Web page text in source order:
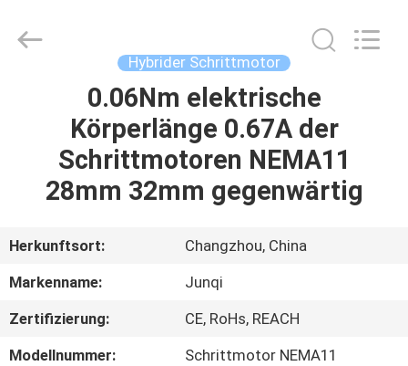
HAUSE
PRODUKTE
ÜBER
UNS
WERKSBESICHTIGUNG
Trade
Co.,Ltd.
Hybrider Schrittmotor
0.06Nm elektrische
Körperlänge 0.67A der
Schrittmotoren NEMA11
28mm 32mm gegenwärtig
Herkunftsort:
Changzhou, China
Markenname:
Junqi
Zertifizierung:
CE, RoHs, REACH
Modellnummer:
Schrittmotor NEMA11